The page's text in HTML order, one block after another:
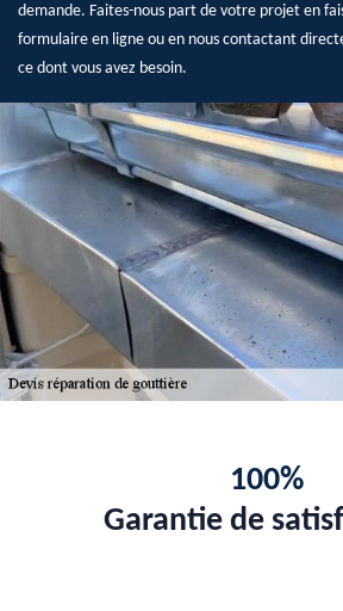
demande. Faites-nous part de votre projet en
formulaire en ligne ou en nous contactant
ce dont vous avez besoin.
100%
Garantie de